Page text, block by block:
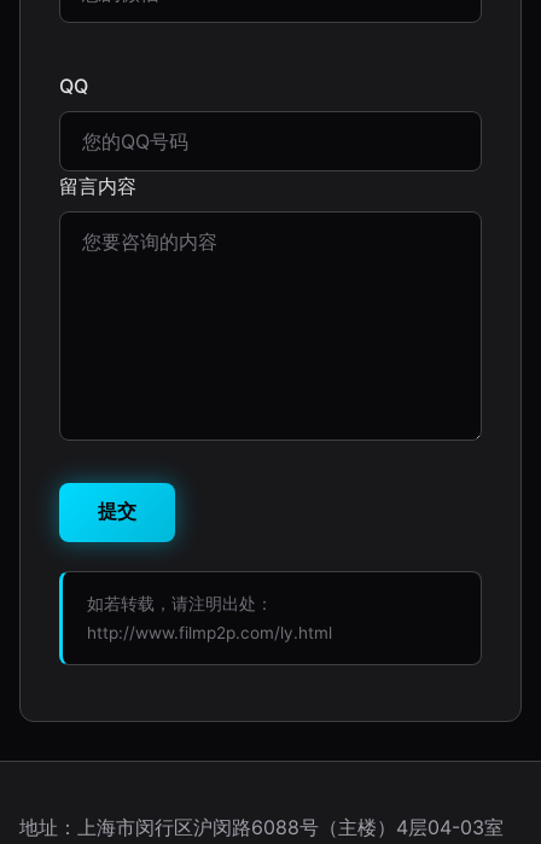
QQ
留言内容
如若转载，请注明出处：
http://www.filmp2p.com/ly.html
地址：上海市闵行区沪闵路6088号（主楼）4层04-03室